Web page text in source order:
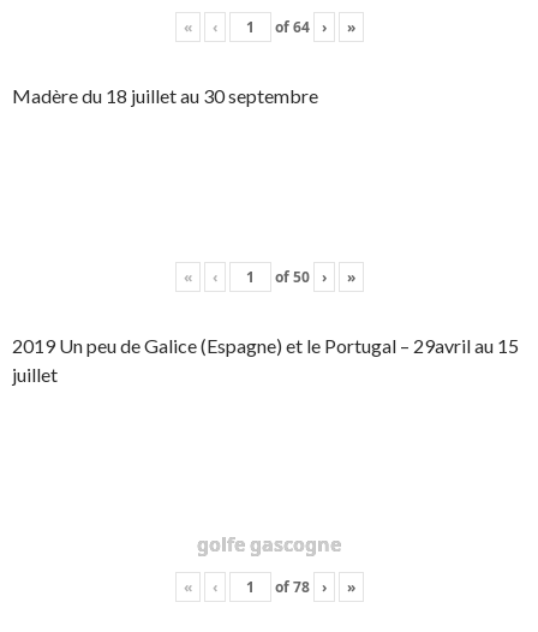
« ‹ of64 › »
Madère du 18 juillet au 30 septembre
« ‹ of50 › »
2019 Un peu de Galice (Espagne) et le Portugal – 29avril au 15
juillet
golfe gascogne
« ‹ of78 › »